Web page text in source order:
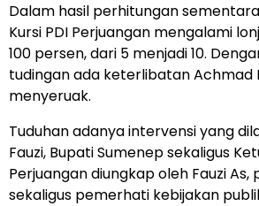
Dalam hasil perhitungan
Kursi PDI Perjuangan mengalami
100 persen, dari 5 menjadi 10.
tudingan ada keterlibatan Achmad
menyeruak.
Tuduhan adanya intervensi yang
Fauzi, Bupati Sumenep sekaligus
Perjuangan diungkap oleh Fauzi
sekaligus pemerhati kebijakan